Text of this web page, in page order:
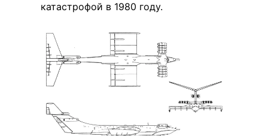
катастрофой в 1980 году.